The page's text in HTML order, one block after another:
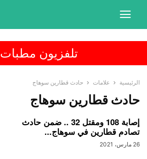
تلفزيون مطبات
الرئيسية علامات حادث قطارين سوهاج
حادث قطارين سوهاج
إصابة 108 ومقتل 32 .. ضمن حادث
تصادم قطارين في سوهاج...
26 مارس، 2021